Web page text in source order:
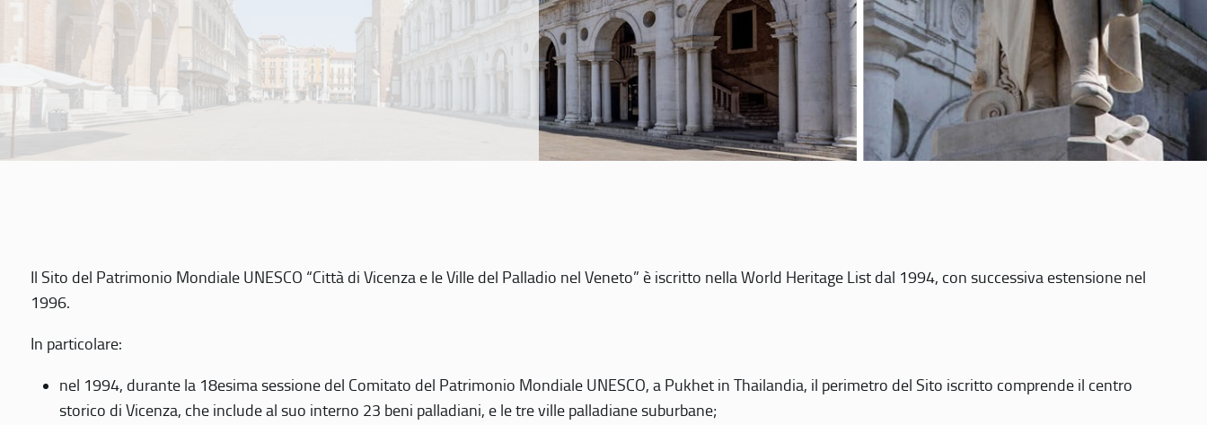
Il Sito del Patrimonio Mondiale UNESCO “Città di Vicenza e le Ville del Palladio nel Veneto” è iscritto nella World Heritage List dal 1994, con successiva estensione nel
1996.
In particolare:
nel 1994, durante la 18esima sessione del Comitato del Patrimonio Mondiale UNESCO, a Pukhet in Thailandia, il perimetro del Sito iscritto comprende il centro
storico di Vicenza, che include al suo interno 23 beni palladiani, e le tre ville palladiane suburbane;